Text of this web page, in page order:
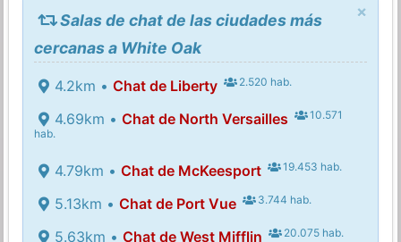
×
Salas de chat de las ciudades más
cercanas a White Oak
4.2km • Chat de Liberty 2.520 hab.
4.69km • Chat de North Versailles
10.571
hab.
4.79km • Chat de McKeesport 19.453 hab.
5.13km • Chat de Port Vue 3.744 hab.
5.63km • Chat de West Mifflin 20.075 hab.